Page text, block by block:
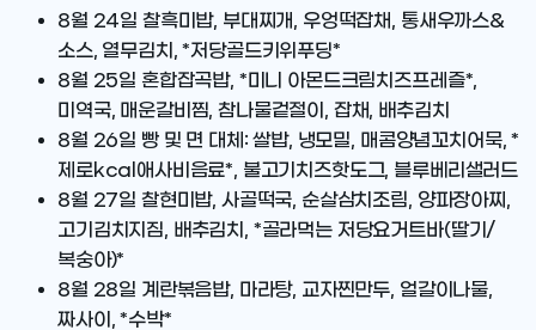
8월 24일 찰흑미밥, 부대찌개, 우엉떡잡채, 통새우까스&
소스, 열무김치, *저당골드키위푸딩*
8월 25일 혼합잡곡밥, *미니 아몬드크림치즈프레즐*,
미역국, 매운갈비찜, 참나물겉절이, 잡채, 배추김치
8월 26일 빵 및 면 대체: 쌀밥, 냉모밀, 매콤양념꼬치어묵, *
제로kcal애사비음료*, 불고기치즈핫도그, 블루베리샐러드
8월 27일 찰현미밥, 사골떡국, 순살삼치조림, 양파장아찌,
고기김치지짐, 배추김치, *골라먹는 저당요거트바(딸기/
복숭아)*
8월 28일 계란볶음밥, 마라탕, 교자찐만두, 얼갈이나물,
짜사이, *수박*